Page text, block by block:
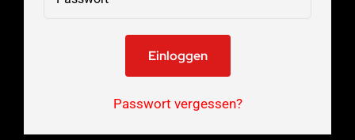
Einloggen
Passwort vergessen?